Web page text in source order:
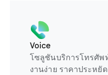
Voice
โซลูชันบริการโทรศัพ
งานง่าย ราคาประหยั